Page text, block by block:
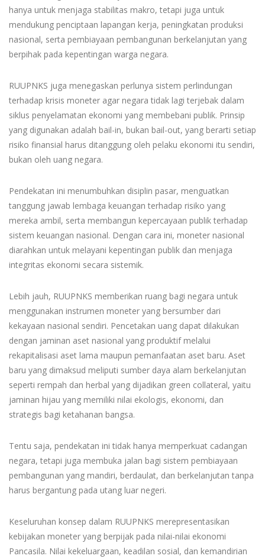
hanya untuk menjaga stabilitas makro, tetapi juga untuk
mendukung penciptaan lapangan kerja, peningkatan produksi
nasional, serta pembiayaan pembangunan berkelanjutan yang
berpihak pada kepentingan warga negara.
RUUPNKS juga menegaskan perlunya sistem perlindungan
terhadap krisis moneter agar negara tidak lagi terjebak dalam
siklus penyelamatan ekonomi yang membebani publik. Prinsip
yang digunakan adalah bail-in, bukan bail-out, yang berarti setiap
risiko finansial harus ditanggung oleh pelaku ekonomi itu sendiri,
bukan oleh uang negara.
Pendekatan ini menumbuhkan disiplin pasar, menguatkan
tanggung jawab lembaga keuangan terhadap risiko yang
mereka ambil, serta membangun kepercayaan publik terhadap
sistem keuangan nasional. Dengan cara ini, moneter nasional
diarahkan untuk melayani kepentingan publik dan menjaga
integritas ekonomi secara sistemik.
Lebih jauh, RUUPNKS memberikan ruang bagi negara untuk
menggunakan instrumen moneter yang bersumber dari
kekayaan nasional sendiri. Pencetakan uang dapat dilakukan
dengan jaminan aset nasional yang produktif melalui
rekapitalisasi aset lama maupun pemanfaatan aset baru. Aset
baru yang dimaksud meliputi sumber daya alam berkelanjutan
seperti rempah dan herbal yang dijadikan green collateral, yaitu
jaminan hijau yang memiliki nilai ekologis, ekonomi, dan
strategis bagi ketahanan bangsa.
Tentu saja, pendekatan ini tidak hanya memperkuat cadangan
negara, tetapi juga membuka jalan bagi sistem pembiayaan
pembangunan yang mandiri, berdaulat, dan berkelanjutan tanpa
harus bergantung pada utang luar negeri.
Keseluruhan konsep dalam RUUPNKS merepresentasikan
kebijakan moneter yang berpijak pada nilai-nilai ekonomi
Pancasila. Nilai kekeluargaan, keadilan sosial, dan kemandirian